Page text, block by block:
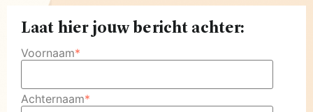
Laat hier jouw bericht achter:
Voornaam*
Achternaam*